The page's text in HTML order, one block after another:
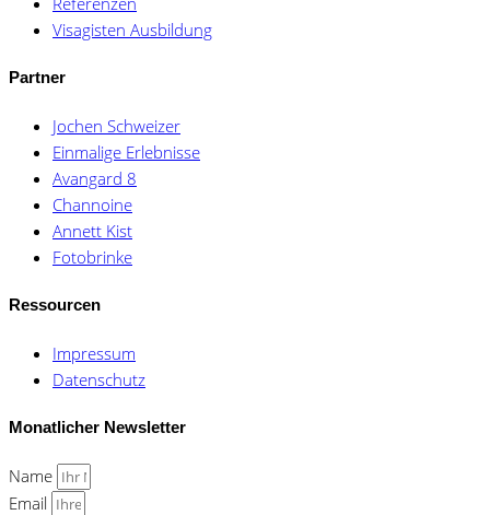
Visagisten Ausbildung
Partner
Jochen Schweizer
Einmalige Erlebnisse
Avangard 8
Channoine
Annett Kist
Fotobrinke
Ressourcen
Impressum
Datenschutz
Monatlicher Newsletter
Name
Email